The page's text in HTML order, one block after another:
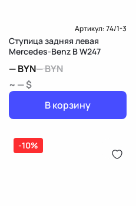
Артикул:74/1-3
Ступица задняя левая
Mercedes-Benz B W247
—BYN—BYN
~ — $
В корзину
-10%